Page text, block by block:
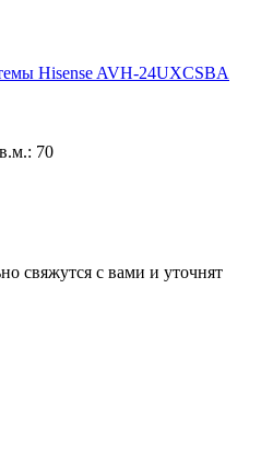
Hisense AVH-24UXCSBA
70
свяжутся с вами и уточнят